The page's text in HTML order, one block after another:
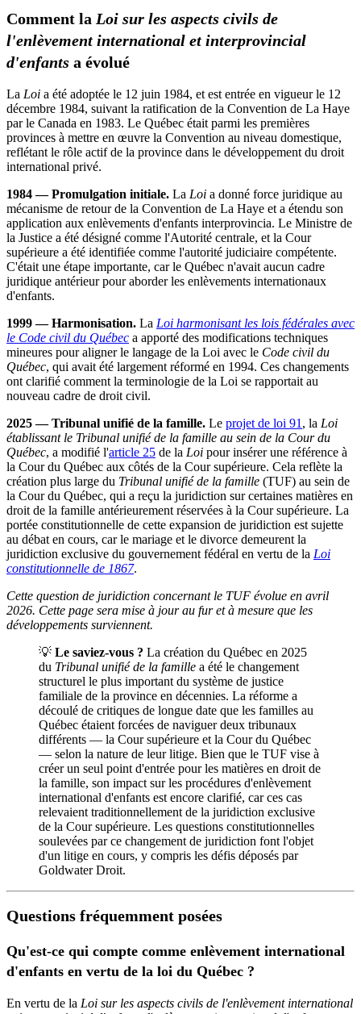
Comment la Loi sur les aspects civils de
l'enlèvement international et interprovincial
d'enfants a évolué
La Loi a été adoptée le 12 juin 1984, et est entrée en vigueur le 12
décembre 1984, suivant la ratification de la Convention de La Haye
par le Canada en 1983. Le Québec était parmi les premières
provinces à mettre en œuvre la Convention au niveau domestique,
reflétant le rôle actif de la province dans le développement du droit
international privé.
1984 — Promulgation initiale. La Loi a donné force juridique au
mécanisme de retour de la Convention de La Haye et a étendu son
application aux enlèvements d'enfants interprovincia. Le Ministre de
la Justice a été désigné comme l'Autorité centrale, et la Cour
supérieure a été identifiée comme l'autorité judiciaire compétente.
C'était une étape importante, car le Québec n'avait aucun cadre
juridique antérieur pour aborder les enlèvements internationaux
d'enfants.
1999 — Harmonisation. La Loi harmonisant les lois fédérales avec
le Code civil du Québec a apporté des modifications techniques
mineures pour aligner le langage de la Loi avec le Code civil du
Québec, qui avait été largement réformé en 1994. Ces changements
ont clarifié comment la terminologie de la Loi se rapportait au
nouveau cadre de droit civil.
2025 — Tribunal unifié de la famille. Le projet de loi 91 , la Loi
établissant le Tribunal unifié de la famille au sein de la Cour du
Québec, a modifié l'article 25 de la Loi pour insérer une référence à
la Cour du Québec aux côtés de la Cour supérieure. Cela reflète la
création plus large du Tribunal unifié de la famille (TUF) au sein de
la Cour du Québec, qui a reçu la juridiction sur certaines matières en
droit de la famille antérieurement réservées à la Cour supérieure. La
portée constitutionnelle de cette expansion de juridiction est sujette
au débat en cours, car le mariage et le divorce demeurent la
juridiction exclusive du gouvernement fédéral en vertu de la Loi
constitutionnelle de 1867.
Cette question de juridiction concernant le TUF évolue en avril
2026. Cette page sera mise à jour au fur et à mesure que les
développements surviennent.
💡 Le saviez-vous ? La création du Québec en 2025
du Tribunal unifié de la famille a été le changement
structurel le plus important du système de justice
familiale de la province en décennies. La réforme a
découlé de critiques de longue date que les familles au
Québec étaient forcées de naviguer deux tribunaux
différents — la Cour supérieure et la Cour du Québec
— selon la nature de leur litige. Bien que le TUF vise à
créer un seul point d'entrée pour les matières en droit de
la famille, son impact sur les procédures d'enlèvement
international d'enfants est encore clarifié, car ces cas
relevaient traditionnellement de la juridiction exclusive
de la Cour supérieure. Les questions constitutionnelles
soulevées par ce changement de juridiction font l'objet
d'un litige en cours, y compris les défis déposés par
Goldwater Droit.
Questions fréquemment posées
Qu'est-ce qui compte comme enlèvement international
d'enfants en vertu de la loi du Québec ?
En vertu de la Loi sur les aspects civils de l'enlèvement international